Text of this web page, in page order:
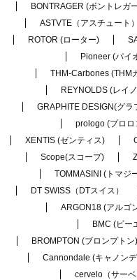
BONTRAGER (ボントレガ
ASTVTE（アスチュート）
ROTOR (ローター)
Pioneer (パイ
THM-Carbones (THM
REYNOLDS (レイ
GRAPHITE DESIGN(グラ
prologo (プロロ
XENTIS (ゼンティス)
Scope(スコープ)
TOMMASINI (トマジ
DT SWISS（DTスイス）
ARGON18 (アルゴ
BMC (ビー
BROMPTON (ブロンプトン)
Cannondale (キャノン
cervelo（サーベ